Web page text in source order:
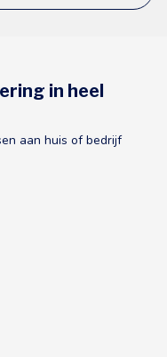
in heel
aan huis of bedrijf